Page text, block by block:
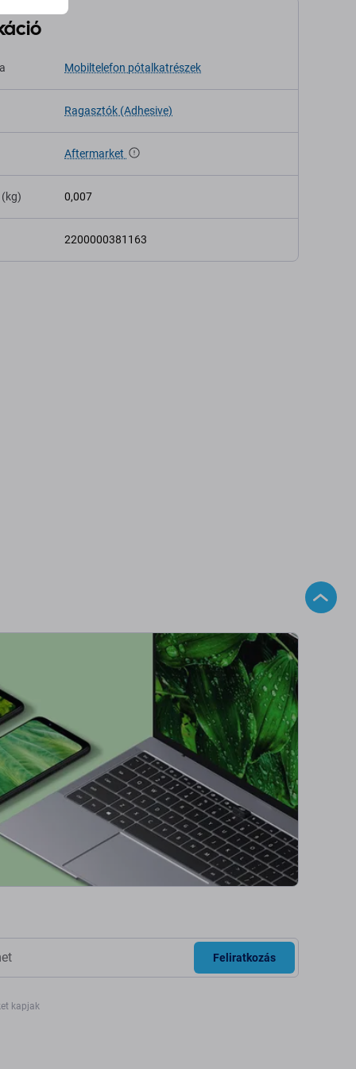
Mobiltelefon pótalkatrészek
Ragasztók (Adhesive)
Aftermarket
0,007
2200000381163
Feliratkozás
kapjak